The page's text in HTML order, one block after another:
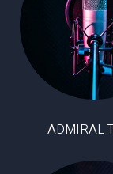
ADMIRAL